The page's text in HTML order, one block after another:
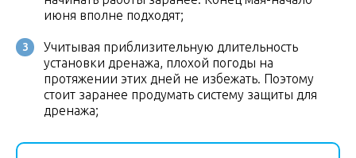
июня вполне подходят;
Учитывая приблизительную длительность
установки дренажа, плохой погоды на
протяжении этих дней не избежать. Поэтому
стоит заранее продумать систему защиты для
дренажа;